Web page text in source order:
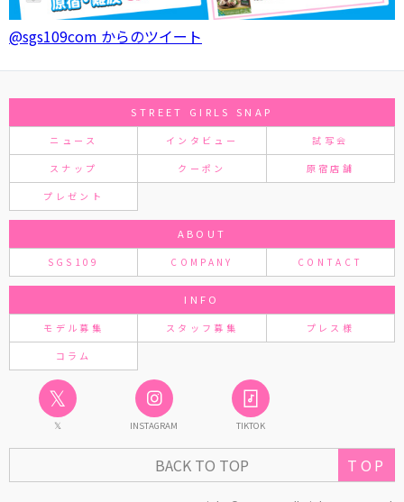
@sgs109com からのツイート
STREET GIRLS SNAP
ニュース インタビュー 試写会
スナップ クーポン 原宿店舗
プレゼント
ABOUT
SGS109 COMPANY CONTACT
INFO
モデル募集 スタッフ募集 プレス様
コラム
𝕏
𝕏 INSTAGRAM TIKTOK
BACK TO TOP TOP